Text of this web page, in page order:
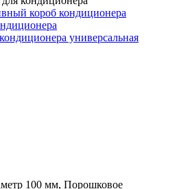
короб кондиционера
универсальная
100 мм, Порошковое